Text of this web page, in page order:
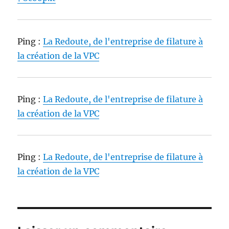
Ping :La Redoute, de l'entreprise de filature à
la création de la VPC
Ping :La Redoute, de l'entreprise de filature à
la création de la VPC
Ping :La Redoute, de l'entreprise de filature à
la création de la VPC